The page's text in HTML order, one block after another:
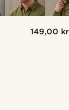
149,00 kr